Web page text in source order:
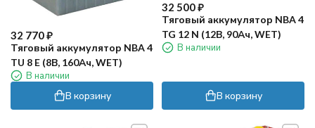
32 770₽
Тяговый аккумулятор NBA 4
TU 8 E (8В, 160Ач, WET)
В наличии
В корзину
32 500₽
Тяговый аккумулятор NBA 4
TG 12 N (12В, 90Ач, WET)
В наличии
В корзину